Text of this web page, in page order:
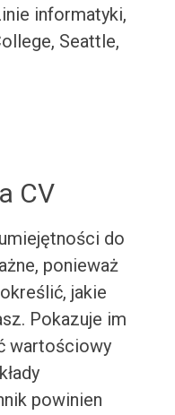
informatyki,
Seattle,
CV
do
ponieważ
jakie
Pokazuje im
wartościowy
powinien